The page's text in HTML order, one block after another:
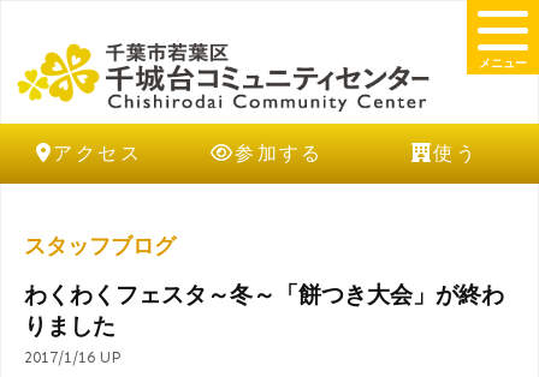
アクセス 参加する 使う
メニュー
スタッフブログ
わくわくフェスタ～冬～「餅つき大会」が終わ
りました
2017/1/16 UP